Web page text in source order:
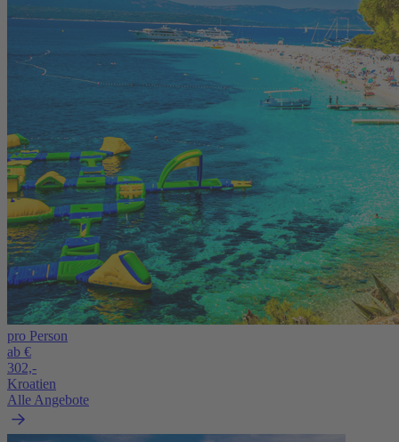
pro Person
ab €
302,-
Kroatien
Alle Angebote